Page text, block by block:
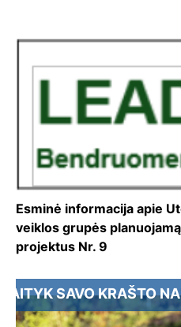
Esminė informacija apie
veiklos grupės
projektus Nr. 9
KRAŠTO NAUJIENAS